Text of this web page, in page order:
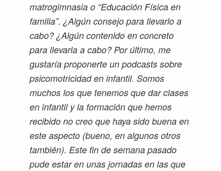
matrogimnasia o “Educación Física en
familia”. ¿Algún consejo para llevarlo a
cabo? ¿Algún contenido en concreto
para llevarla a cabo? Por último, me
gustaría proponerte un podcasts sobre
psicomotricidad en infantil. Somos
muchos los que tenemos que dar clases
en infantil y la formación que hemos
recibido no creo que haya sido buena en
este aspecto (bueno, en algunos otros
también). Este fin de semana pasado
pude estar en unas jornadas en las que